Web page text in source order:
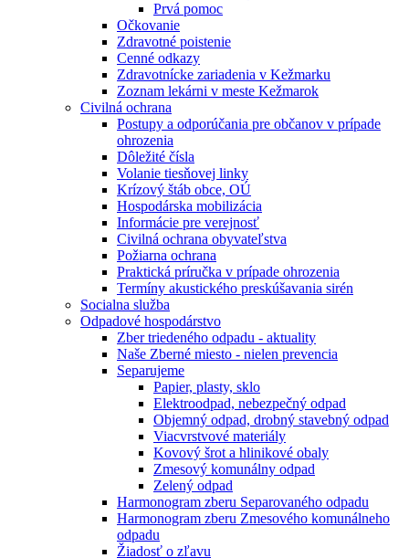
Prvá pomoc
Očkovanie
Zdravotné poistenie
Cenné odkazy
Zdravotnícke zariadenia v Kežmarku
Zoznam lekárni v meste Kežmarok
Civilná ochrana
Postupy a odporúčania pre občanov v prípade
ohrozenia
Dôležité čísla
Volanie tiesňovej linky
Krízový štáb obce, OÚ
Hospodárska mobilizácia
Informácie pre verejnosť
Civilná ochrana obyvateľstva
Požiarna ochrana
Praktická príručka v prípade ohrozenia
Termíny akustického preskúšavania sirén
Socialna služba
Odpadové hospodárstvo
Zber triedeného odpadu - aktuality
Naše Zberné miesto - nielen prevencia
Separujeme
Papier, plasty, sklo
Elektroodpad, nebezpečný odpad
Objemný odpad, drobný stavebný odpad
Viacvrstvové materiály
Kovový šrot a hlinikové obaly
Zmesový komunálny odpad
Zelený odpad
Harmonogram zberu Separovaného odpadu
Harmonogram zberu Zmesového komunálneho
odpadu
Žiadosť o zľavu